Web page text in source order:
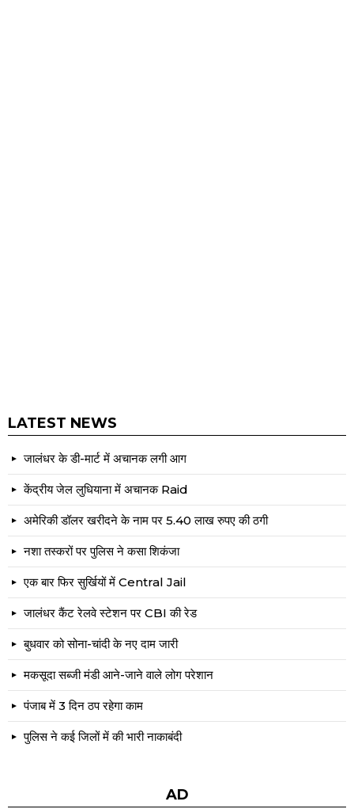
LATEST NEWS
जालंधर के डी-मार्ट में अचानक लगी आग
केंद्रीय जेल लुधियाना में अचानक Raid
अमेरिकी डॉलर खरीदने के नाम पर 5.40 लाख रुपए की ठगी
नशा तस्करों पर पुलिस ने कसा शिकंजा
एक बार फिर सुर्खियों में Central Jail
जालंधर कैंट रेलवे स्टेशन पर CBI की रेड
बुधवार को सोना-चांदी के नए दाम जारी
मकसूदा सब्जी मंडी आने-जाने वाले लोग परेशान
पंजाब में 3 दिन ठप रहेगा काम
पुलिस ने कई जिलों में की भारी नाकाबंदी
AD